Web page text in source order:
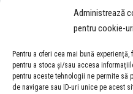
Administrează
pentru cookie-uri
Pentru a oferi cea mai bună
pentru a stoca și/sau accesa
pentru aceste tehnologii ne permite să
de navigare sau ID-uri unice pe acest
F
a
c
e
b
ACCES NEVĂZĂTORI
Descărcați programul